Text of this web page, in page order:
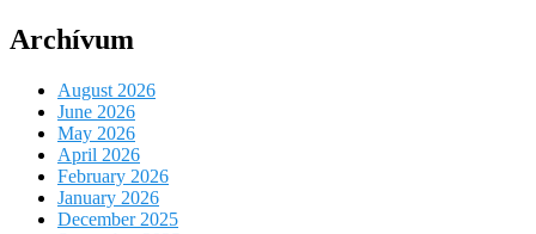
Archívum
August 2026
June 2026
May 2026
April 2026
February 2026
January 2026
December 2025